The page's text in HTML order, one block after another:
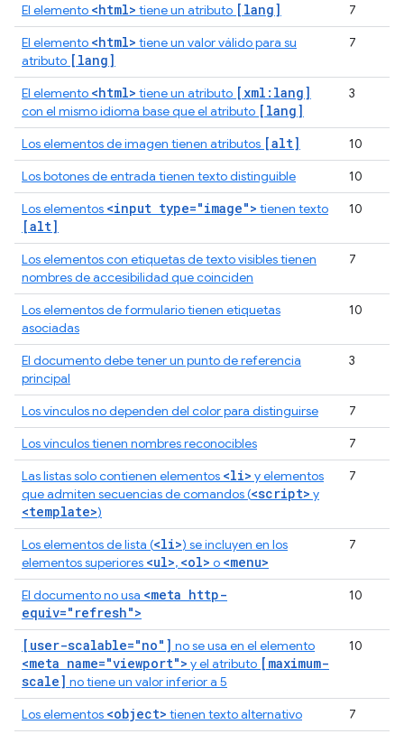
El elemento <html> tiene un atributo [lang]
7
El elemento <html> tiene un valor válido para su
atributo [lang]
7
El elemento <html> tiene un atributo [xml:lang]
con el mismo idioma base que el atributo [lang]
3
Los elementos de imagen tienen atributos [alt]
10
Los botones de entrada tienen texto distinguible
10
Los elementos <input type="image"> tienen texto
[alt]
10
Los elementos con etiquetas de texto visibles tienen
nombres de accesibilidad que coinciden
7
Los elementos de formulario tienen etiquetas
asociadas
10
El documento debe tener un punto de referencia
principal
3
Los vínculos no dependen del color para distinguirse
7
Los vínculos tienen nombres reconocibles
7
Las listas solo contienen elementos <li> y elementos
que admiten secuencias de comandos (<script> y
<template>)
7
Los elementos de lista (<li>) se incluyen en los
elementos superiores <ul>, <ol> o <menu>
7
El documento no usa <meta http-
equiv="refresh">
10
[user-scalable="no"] no se usa en el elemento
<meta name="viewport"> y el atributo [maximum-
scale] no tiene un valor inferior a 5
10
Los elementos <object> tienen texto alternativo
7